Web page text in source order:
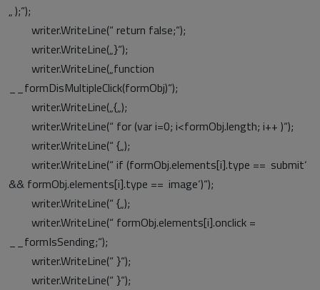
„‚);“);
writer.WriteLine(“ return false;“);
writer.WriteLine(„}“);
writer.WriteLine(„function
__formDisMultipleClick(formObj)“);
writer.WriteLine(„{„);
writer.WriteLine(“ for (var i=0; i<formObj.length; i++ )“);
writer.WriteLine(“ {„);
writer.WriteLine(“ if (formObj.elements[i].type == ‚submit‘
&& formObj.elements[i].type == ‚image‘)“);
writer.WriteLine(“ {„);
writer.WriteLine(“ formObj.elements[i].onclick =
__formIsSending;“);
writer.WriteLine(“ }“);
writer.WriteLine(“ }“);